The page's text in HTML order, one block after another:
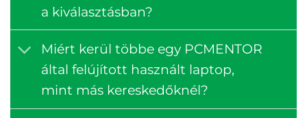
a kiválasztásban?
Miért kerül többe egy PCMENTOR
által felújított használt laptop,
mint más kereskedőknél?